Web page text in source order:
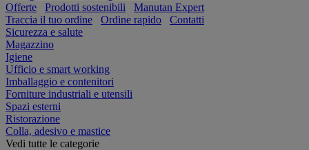
Offerte Prodotti sostenibili
Manutan Expert
Traccia il tuo ordine
Ordine rapido
Contatti
Sicurezza e salute
Magazzino
Igiene
Ufficio e smart working
Imballaggio e contenitori
Forniture industriali e utensili
Spazi esterni
Ristorazione
Colla, adesivo e mastice
Vedi tutte le categorie